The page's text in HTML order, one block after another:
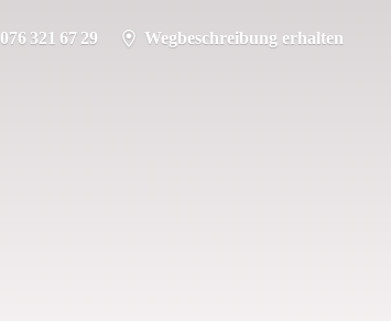
076 321 67 29 Wegbeschreibung erhalten